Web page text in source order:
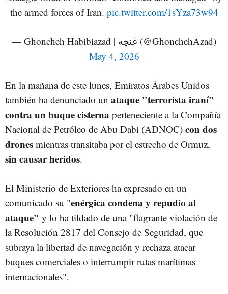
the armed forces of Iran. pic.twitter.com/1sYza73w94
— Ghoncheh Habibiazad | غنچه (@GhonchehAzad)
May 4, 2026
En la mañana de este lunes, Emiratos Árabes Unidos
también ha denunciado un ataque "terrorista iraní"
contra un buque cisterna perteneciente a la Compañía
Nacional de Petróleo de Abu Dabi (ADNOC) con dos
drones mientras transitaba por el estrecho de Ormuz,
sin causar heridos.
El Ministerio de Exteriores ha expresado en un
comunicado su "enérgica condena y repudio al
ataque" y lo ha tildado de una "flagrante violación de
la Resolución 2817 del Consejo de Seguridad, que
subraya la libertad de navegación y rechaza atacar
buques comerciales o interrumpir rutas marítimas
internacionales".